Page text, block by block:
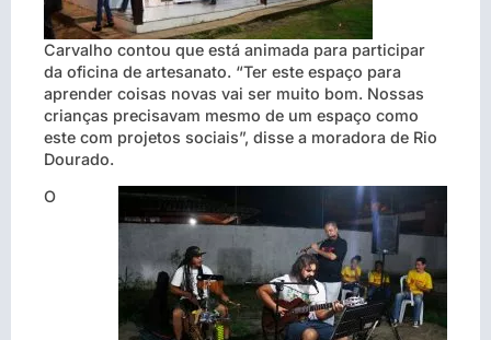
Carvalho contou que está animada para participar
da oficina de artesanato. “Ter este espaço para
aprender coisas novas vai ser muito bom. Nossas
crianças precisavam mesmo de um espaço como
este com projetos sociais”, disse a moradora de Rio
Dourado.
O